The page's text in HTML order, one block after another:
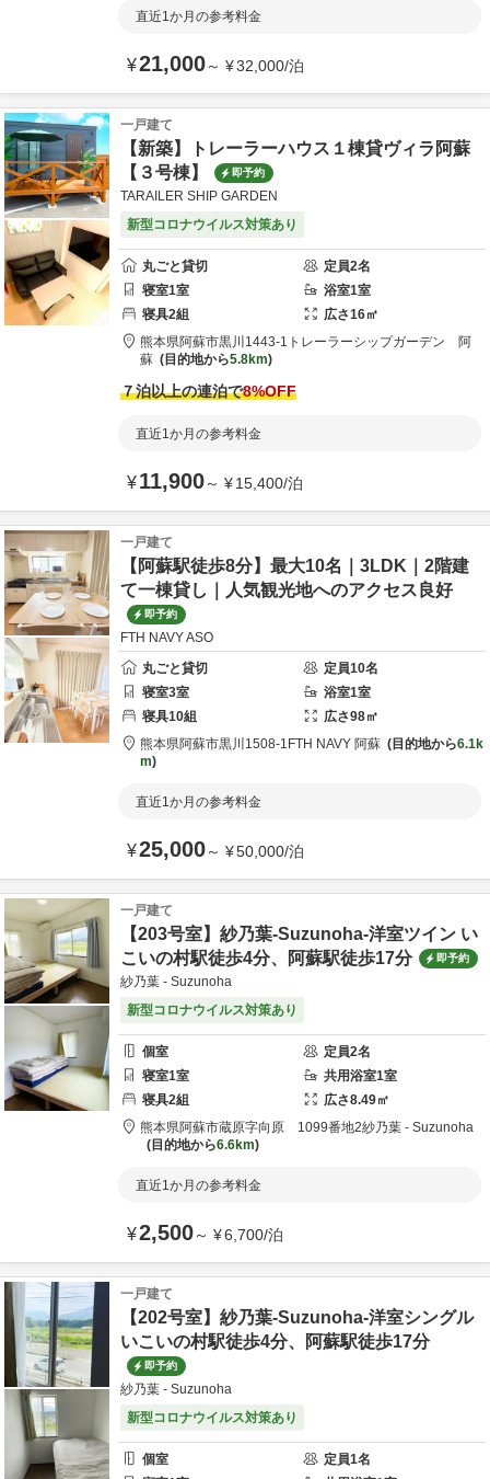
直近1か月の参考料金
¥21,000～ ¥32,000/泊
一戸建て
【新築】トレーラーハウス１棟貸ヴィラ阿蘇
【３号棟】
即予約
TARAILER SHIP GARDEN
新型コロナウイルス対策あり
丸ごと貸切 定員2名
寝室1室 浴室1室
寝具2組 広さ16㎡
熊本県阿蘇市黒川1443-1 トレーラーシップガーデン 阿
蘇
目的地から5.8km
７泊以上の連泊で8%OFF
直近1か月の参考料金
¥11,900～ ¥15,400/泊
一戸建て
【阿蘇駅徒歩8分】最大10名｜3LDK｜2階建
て一棟貸し｜人気観光地へのアクセス良好
即予約
FTH NAVY ASO
丸ごと貸切
定員10名
寝室3室 浴室1室
寝具10組 広さ98㎡
熊本県阿蘇市黒川1508-1 FTH NAVY 阿蘇 目的地から6.1k
m
直近1か月の参考料金
¥25,000～ ¥50,000/泊
一戸建て
【203号室】紗乃葉-Suzunoha-洋室ツイン い
こいの村駅徒歩4分、阿蘇駅徒歩17分
即予約
紗乃葉 - Suzunoha
新型コロナウイルス対策あり
個室 定員2名
寝室1室 共用浴室1室
寝具2組 広さ8.49㎡
熊本県阿蘇市蔵原字向原 1099番地2紗乃葉 - Suzunoha
目的地から6.6km
直近1か月の参考料金
¥2,500～ ¥6,700/泊
一戸建て
【202号室】紗乃葉-Suzunoha-洋室シングル
いこいの村駅徒歩4分、阿蘇駅徒歩17分
即予約
紗乃葉 - Suzunoha
新型コロナウイルス対策あり
個室 定員1名